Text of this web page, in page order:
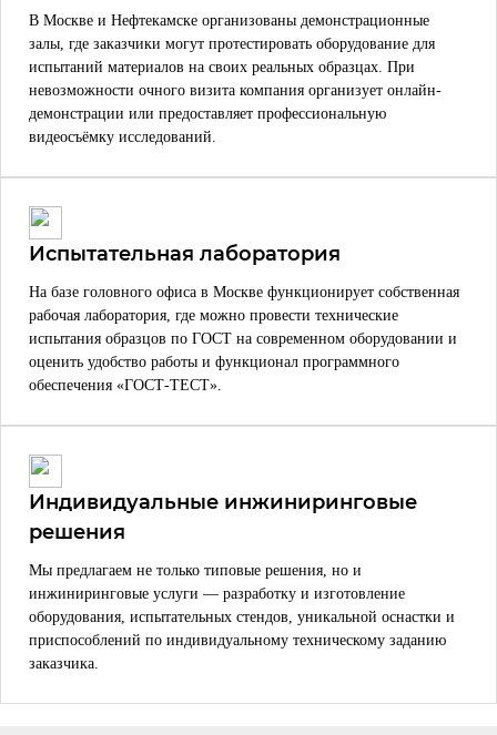
В Москве и Нефтекамске организованы демонстрационные
залы, где заказчики могут протестировать оборудование для
испытаний материалов на своих реальных образцах. При
невозможности очного визита компания организует онлайн-
демонстрации или предоставляет профессиональную
видеосъёмку исследований.
Испытательная лаборатория
На базе головного офиса в Москве функционирует собственная
рабочая лаборатория, где можно провести технические
испытания образцов по ГОСТ на современном оборудовании и
оценить удобство работы и функционал программного
обеспечения «ГОСТ-ТЕСТ».
Индивидуальные инжиниринговые
решения
Мы предлагаем не только типовые решения, но и
инжиниринговые услуги — разработку и изготовление
оборудования, испытательных стендов, уникальной оснастки и
приспособлений по индивидуальному техническому заданию
заказчика.